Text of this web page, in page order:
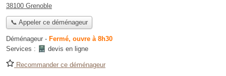
38100 Grenoble
📞 Appeler ce déménageur
Déménageur - Fermé, ouvre à 8h30
Services :
devis en ligne
Recommander ce déménageur